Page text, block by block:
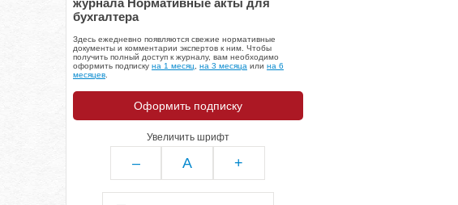
Гострудинспекция в г. Москве
Конституционный Суд
Пенсионный фонд
Правительство
бухгалтера
Здесь ежедневно появляются свежие нормативные
документы и комментарии экспертов к ним. Чтобы
получить полный доступ к журналу, вам необходимо
оформить подписку на 1 месяц, на 3 месяца или на 6
месяцев.
Оформить подписку
Увеличить шрифт
– A +